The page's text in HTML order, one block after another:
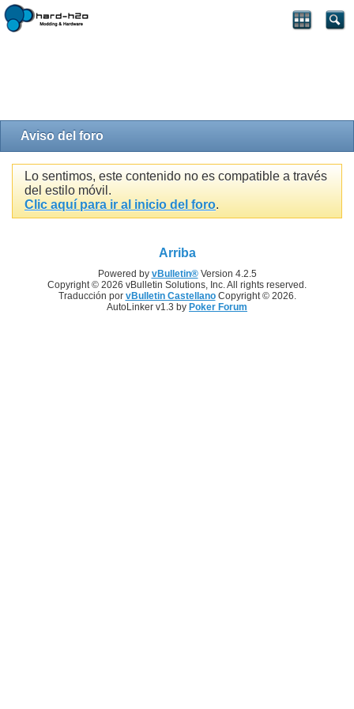
Aviso del foro
Lo sentimos, este contenido no es compatible a través
del estilo móvil.
Clic aquí para ir al inicio del foro.
Arriba
Powered by vBulletin®Version 4.2.5
Copyright © 2026 vBulletin Solutions, Inc. All rights reserved.
Traducción por vBulletin CastellanoCopyright © 2026.
AutoLinker v1.3 by Poker Forum